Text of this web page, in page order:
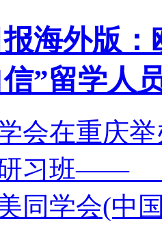
海外版
”留学人
会在重庆
研习班
同学会(中